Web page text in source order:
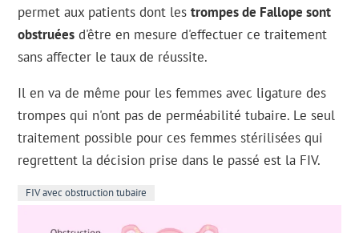
permet aux patients dont lestrompes de Fallope sont
obstruées d'être en mesure d'effectuer ce traitement
sans affecter le taux de réussite.
Il en va de même pour les femmes avec ligature des
trompes qui n'ont pas de perméabilité tubaire. Le seul
traitement possible pour ces femmes stérilisées qui
regrettent la décision prise dans le passé est la FIV.
FIV avec obstruction tubaire